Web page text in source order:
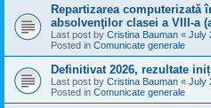
Repartizarea computerizată
absolvenţilor clasei a VIII-a
Last post by Cristina Bauman « July
Posted in Comunicate generale
Definitivat 2026, rezultate
Last post by Cristina Bauman « July
Posted in Comunicate generale